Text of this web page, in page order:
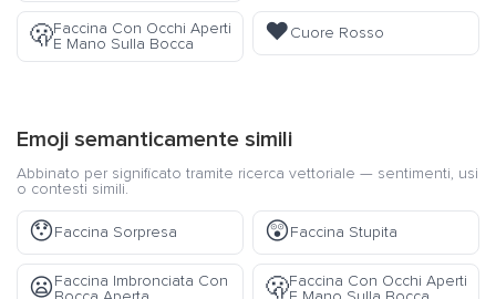
🫢Faccina Con Occhi Aperti
E Mano Sulla Bocca
❤️Cuore Rosso
Emoji semanticamente simili
Abbinato per significato tramite ricerca vettoriale — sentimenti, usi
o contesti simili.
😯Faccina Sorpresa 😲Faccina Stupita
😦Faccina Imbronciata Con
🫢Faccina Con Occhi Aperti